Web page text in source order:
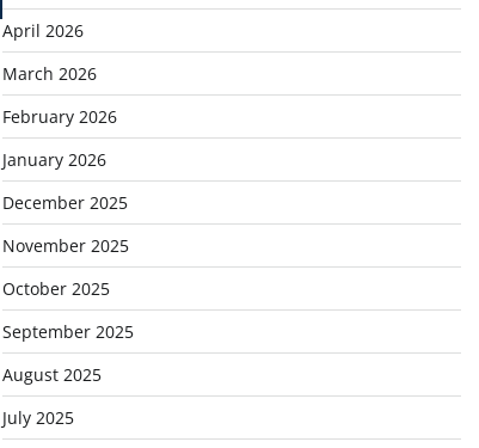
April 2026
March 2026
February 2026
January 2026
December 2025
November 2025
October 2025
September 2025
August 2025
July 2025